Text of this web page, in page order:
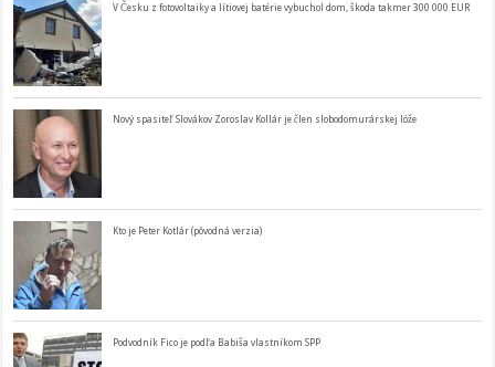
V Česku z fotovoltaiky a lítiovej batérie vybuchol dom, škoda takmer 300 000 EUR
Nový spasiteľ Slovákov Zoroslav Kollár je člen slobodomurárskej lóže
Kto je Peter Kotlár (pôvodná verzia)
Podvodník Fico je podľa Babiša vlastníkom SPP